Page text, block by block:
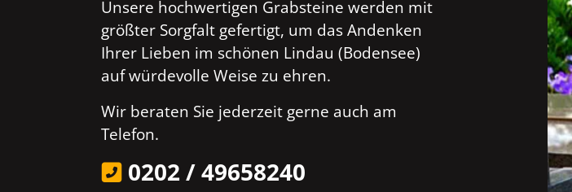
Unsere hochwertigen Grabsteine werden mit
größter Sorgfalt gefertigt, um das Andenken
Ihrer Lieben im schönen Lindau (Bodensee)
auf würdevolle Weise zu ehren.
Wir beraten Sie jederzeit gerne auch am
Telefon.
0202 / 49658240